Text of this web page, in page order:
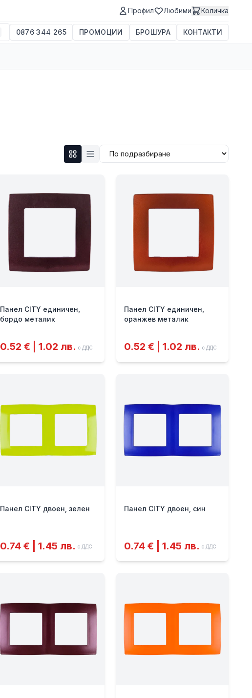
Профил Любими Количка
0876 344 265 ПРОМОЦИИ БРОШУРА КОНТАКТИ
Панел CITY единичен,
бордо металик
0.52 € | 1.02 лв. с ДДС
Панел CITY единичен,
оранжев металик
0.52 € | 1.02 лв. с ДДС
Панел CITY двоен, зелен
0.74 € | 1.45 лв. с ДДС
Панел CITY двоен, син
0.74 € | 1.45 лв. с ДДС